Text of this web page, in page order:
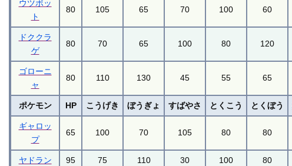
ウツボッ
ト
80 105 65 70 100 60
ドククラ
ゲ
80 70 65 100 80 120
ゴローニ
ャ
80 110 130 45 55 65
ポケモン HP こうげき ぼうぎょ すばやさ とくこう とくぼう
ギャロッ
プ
65 100 70 105 80 80
ヤドラン 95 75 110 30 100 80